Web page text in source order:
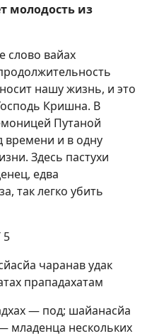
молодость из
вайах
нашу жизнь, и это
Кришна. В
Путаной
времени и в одну
Здесь пастухи
едва
так легко убить
5
чаранав удак
прападахатам
— под; шайанасйа
младенца нескольких